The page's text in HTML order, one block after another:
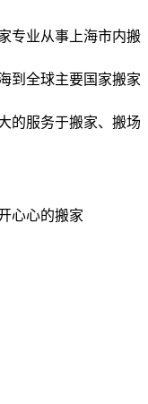
专业从事上海市内搬
到全球主要国家搬家
的服务于搬家、搬场
心心的搬家